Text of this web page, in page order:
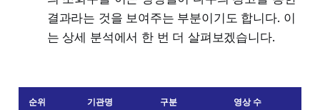
결과라는 것을 보여주는 부분이기도 합니다. 이
는 상세 분석에서 한 번 더 살펴보겠습니다.
순위 기관명 구분 영상 수